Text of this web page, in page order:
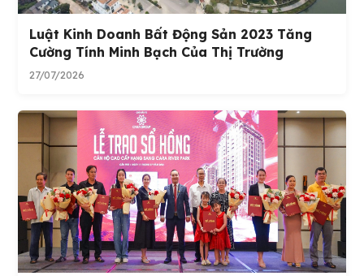
Luật Kinh Doanh Bất Động Sản 2023 Tăng
Cường Tính Minh Bạch Của Thị Trường
27/07/2026